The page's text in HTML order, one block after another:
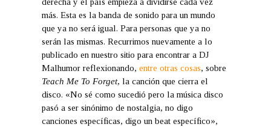
derecha y el país empieza a dividirse cada vez
más. Esta es la banda de sonido para un mundo
que ya no será igual. Para personas que ya no
serán las mismas. Recurrimos nuevamente a lo
publicado en nuestro sitio para encontrar a DJ
Malhumor reflexionando, entre otras cosas, sobre
Teach Me To Forget, la canción que cierra el
disco. «No sé como sucedió pero la música disco
pasó a ser sinónimo de nostalgia, no digo
canciones específicas, digo un beat específico»,